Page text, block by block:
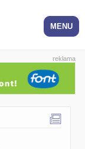
reklama